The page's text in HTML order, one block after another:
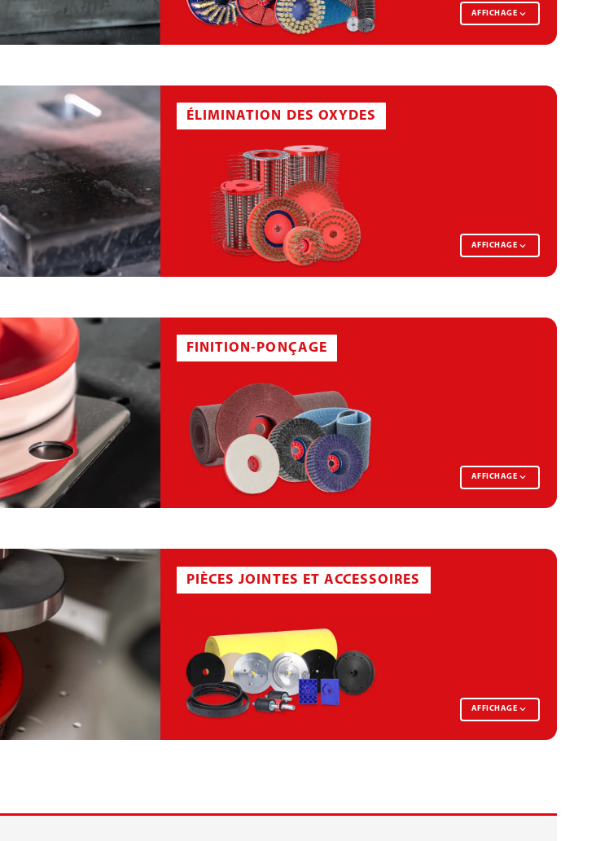
AFFICHAGE
PLAQUE DE BROSSE ABRASIVE
ÉLIMINATION DES OXYDES
AFFICHAGE
FINITION-PONÇAGE
AFFICHAGE
PIÈCES JOINTES ET ACCESSOIRES
AFFICHAGE